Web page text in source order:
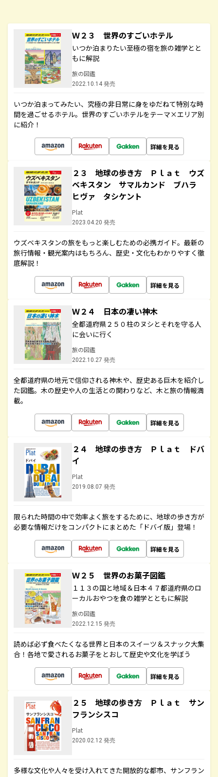
Ｗ２３ 世界のすごいホテル
いつか泊まりたい至極の宿を旅の雑学とと
もに解説
旅の図鑑
2022.10.14 発売
いつか泊まってみたい、究極の非日常に身をゆだねて特別な時
間を過ごせるホテル。世界のすごいホテルをテーマ×エリア別
に紹介！
詳細を見る
２３ 地球の歩き方 Ｐｌａｔ ウズ
ベキスタン サマルカンド ブハラ
ヒヴァ タシケント
Plat
2023.04.20 発売
ウズベキスタンの旅をもっと楽しむための必携ガイド。最新の
旅行情報・観光案内はもちろん、歴史・文化もわかりやすく徹
底解説！
詳細を見る
Ｗ２４ 日本の凄い神木
全都道府県２５０柱のヌシとそれを守る人
に会いに行く
旅の図鑑
2022.10.27 発売
全都道府県の地元で信仰される神木や、歴史ある巨木を紹介し
た図鑑。木の歴史や人の生活との関わりなど、木と旅の情報満
載。
詳細を見る
２４ 地球の歩き方 Ｐｌａｔ ドバ
イ
Plat
2019.08.07 発売
限られた時間の中で効率よく旅をするために、地球の歩き方が
必要な情報だけをコンパクトにまとめた「ドバイ版」登場！
詳細を見る
Ｗ２５ 世界のお菓子図鑑
１１３の国と地域＆日本４７都道府県のロ
ーカルおやつを食の雑学とともに解説
旅の図鑑
2022.12.15 発売
読めば必ず食べたくなる世界と日本のスイーツ＆スナック大集
合！各地で愛されるお菓子をとおして歴史や文化を学ぼう
詳細を見る
２５ 地球の歩き方 Ｐｌａｔ サン
フランシスコ
Plat
2020.02.12 発売
多様な文化や人々を受け入れてきた開放的な都市、サンフラン